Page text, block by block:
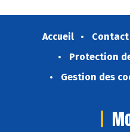
Accueil Contact
Protection
Gestion des